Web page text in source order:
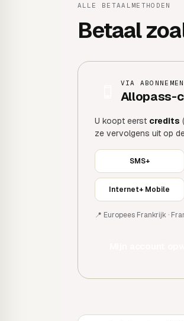
ALLE BETAALMETHODEN
Betaal
VIA
Allopass-
U koopt eerst credits
ze vervolgens uit op
SMS+
Internet+ Mobile
📍 Europees Frankrijk ·